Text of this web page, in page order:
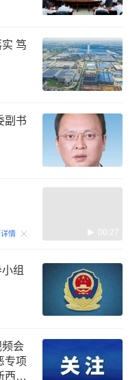
笃
副书
详情 00:27
组
会
专项
西藏